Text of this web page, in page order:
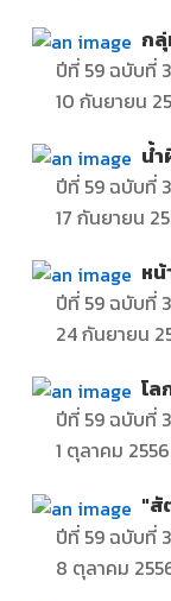
ก
ปีที่ 59 ฉบับที่
10 กันยายน
น้
ปีที่ 59 ฉบับที่
17 กันยายน
ห
ปีที่ 59 ฉบับที่
24กันยายน
โล
ปีที่ 59 ฉบับที่
1 ตุลาคม
"สั
ปีที่ 59 ฉบับที่
8 ตุลาคม